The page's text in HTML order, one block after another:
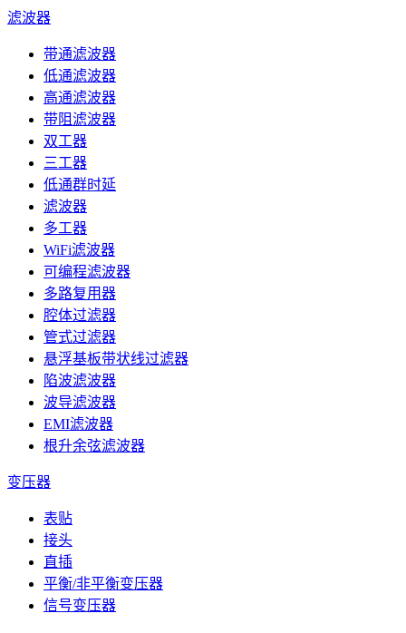
滤波器
带通滤波器
低通滤波器
高通滤波器
带阻滤波器
双工器
三工器
低通群时延
滤波器
多工器
WiFi滤波器
可编程滤波器
多路复用器
腔体过滤器
管式过滤器
悬浮基板带状线过滤器
陷波滤波器
波导滤波器
EMI滤波器
根升余弦滤波器
变压器
表贴
接头
直插
平衡/非平衡变压器
信号变压器